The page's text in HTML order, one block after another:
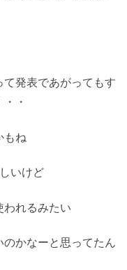
て発表であがってもす
・
もね
いけど
われるみたい
のかなーと思ってたん